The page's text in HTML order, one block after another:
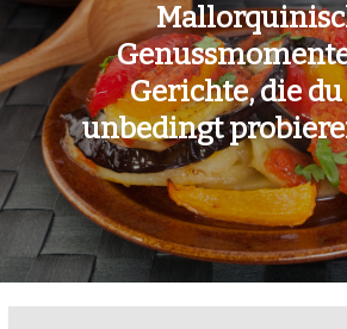
Gerichte, die
unbedingt